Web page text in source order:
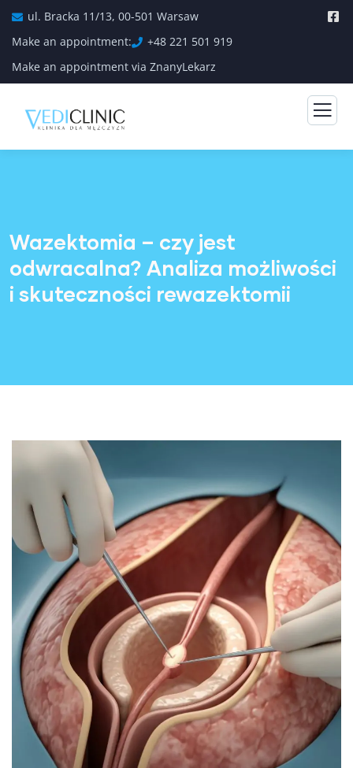
ul. Bracka 11/13, 00-501 Warsaw
Make an appointment:
+48 221 501 919
Make an appointment via ZnanyLekarz
Wazektomia – czy jest
odwracalna? Analiza możliwości
i skuteczności rewazektomii